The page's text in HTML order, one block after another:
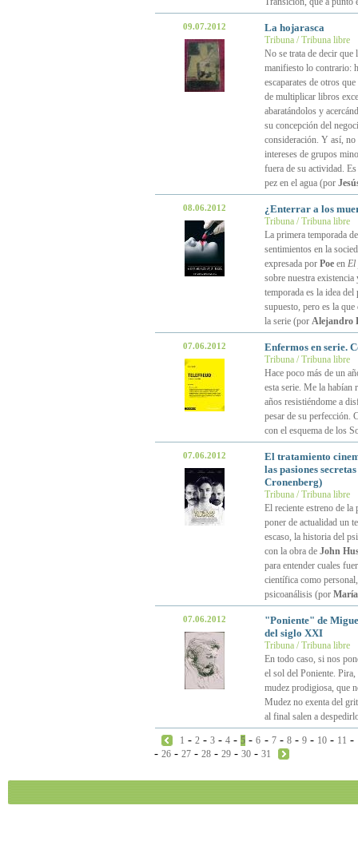
09.07.2012 La hojarasca
Tribuna / Tribuna libre
No se trata de decir que
manifiesto lo contrario:
escaparates de otros
de multiplicar libros
abaratándolos y
su concepción del
consideración. Y así, no
intereses de grupos
fuera de su actividad.
pez en el agua (por
08.06.2012 ¿Enterrar a los
Tribuna / Tribuna libre
La primera temporada
sentimientos en la
expresada por Poeen El
sobre nuestra existencia
temporada es la idea
supuesto, pero es la
la serie (por Alejandro
07.06.2012 Enfermos en serie.
Tribuna / Tribuna libre
Hace poco más de un
esta serie. Me la habían
años resistiéndome a
pesar de su perfección.
con el esquema de los
07.06.2012
El tratamiento
las pasiones
Cronenberg)
Tribuna / Tribuna libre
El reciente estreno de la
poner de actualidad un
escaso, la historia del
con la obra de John
para entender cuales
científica como
psicoanálisis (por
07.06.2012
"Poniente" de
del siglo XXI
Tribuna / Tribuna libre
En todo caso, si nos
el sol del Poniente.
mudez prodigiosa, que
Mudez no exenta del
al final salen a
1 -2 -3 -4 -5 -6 - 7- 8- 9- 10- 11 -
- 26 - 27 - 28 - 29 - 30 - 31